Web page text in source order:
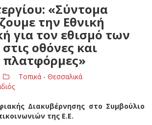
«Σύντομα
την Εθνική
για τον εθισμό των
οθόνες και
Τοπικά - Θεσσαλικά
Διακυβέρνησης στο Συμβούλιο
της Ε.Ε.